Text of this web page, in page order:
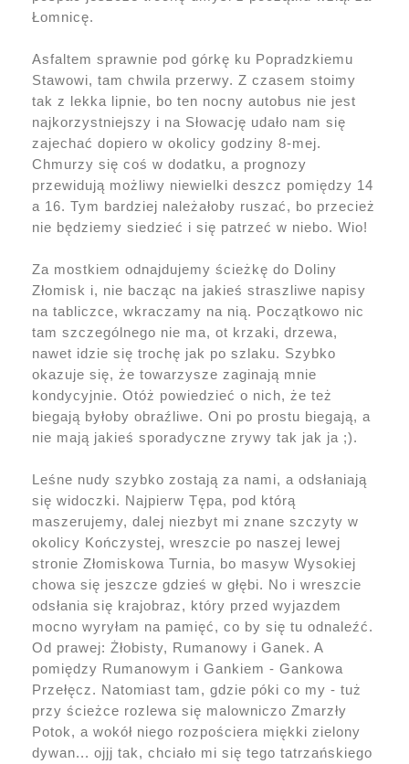
Łomnicę.
Asfaltem sprawnie pod górkę ku Popradzkiemu
Stawowi, tam chwila przerwy. Z czasem stoimy
tak z lekka lipnie, bo ten nocny autobus nie jest
najkorzystniejszy i na Słowację udało nam się
zajechać dopiero w okolicy godziny 8-mej.
Chmurzy się coś w dodatku, a prognozy
przewidują możliwy niewielki deszcz pomiędzy 14
a 16. Tym bardziej należałoby ruszać, bo przecież
nie będziemy siedzieć i się patrzeć w niebo. Wio!
Za mostkiem odnajdujemy ścieżkę do Doliny
Złomisk i, nie bacząc na jakieś straszliwe napisy
na tabliczce, wkraczamy na nią. Początkowo nic
tam szczególnego nie ma, ot krzaki, drzewa,
nawet idzie się trochę jak po szlaku. Szybko
okazuje się, że towarzysze zaginają mnie
kondycyjnie. Otóż powiedzieć o nich, że też
biegają byłoby obraźliwe. Oni po prostu biegają, a
nie mają jakieś sporadyczne zrywy tak jak ja ;).
Leśne nudy szybko zostają za nami, a odsłaniają
się widoczki. Najpierw Tępa, pod którą
maszerujemy, dalej niezbyt mi znane szczyty w
okolicy Kończystej, wreszcie po naszej lewej
stronie Złomiskowa Turnia, bo masyw Wysokiej
chowa się jeszcze gdzieś w głębi. No i wreszcie
odsłania się krajobraz, który przed wyjazdem
mocno wyryłam na pamięć, co by się tu odnaleźć.
Od prawej: Żłobisty, Rumanowy i Ganek. A
pomiędzy Rumanowym i Gankiem - Gankowa
Przełęcz. Natomiast tam, gdzie póki co my - tuż
przy ścieżce rozlewa się malowniczo Zmarzły
Potok, a wokół niego rozpościera miękki zielony
dywan... ojjj tak, chciało mi się tego tatrzańskiego